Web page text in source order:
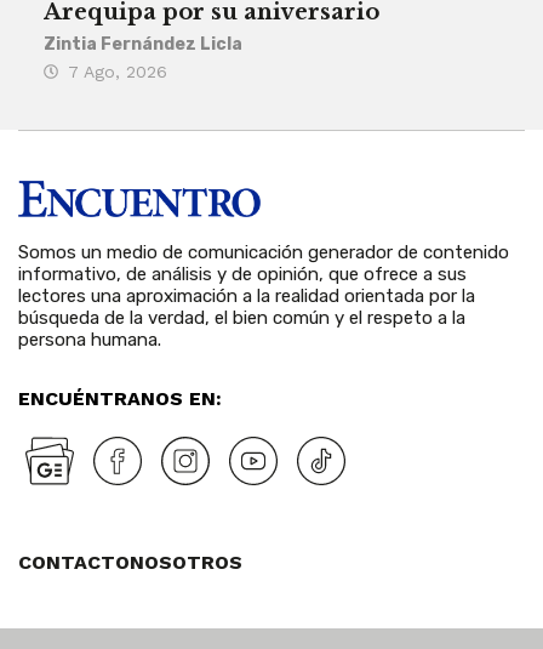
Arequipa por su aniversario
Zintia Fernández Licla
7 Ago, 2026
Somos un medio de comunicación generador de contenido
informativo, de análisis y de opinión, que ofrece a sus
lectores una aproximación a la realidad orientada por la
búsqueda de la verdad, el bien común y el respeto a la
persona humana.
ENCUÉNTRANOS EN:
CONTACTONOSOTROS